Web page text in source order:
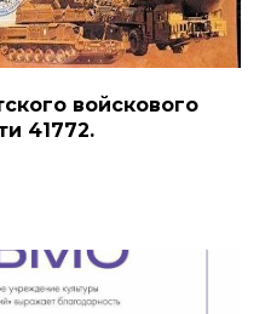
войскового
41772.